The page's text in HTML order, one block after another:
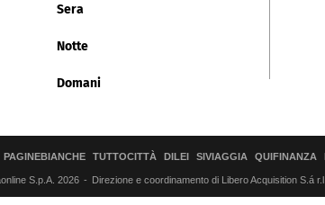
Sera
Notte
Domani
PAGINEBIANCHE TUTTOCITTÀ DILEI SIVIAGGIA QUIFINANZA
S.p.A. 2026 Direzione e coordinamento di Libero Acquisition S.á r.l.